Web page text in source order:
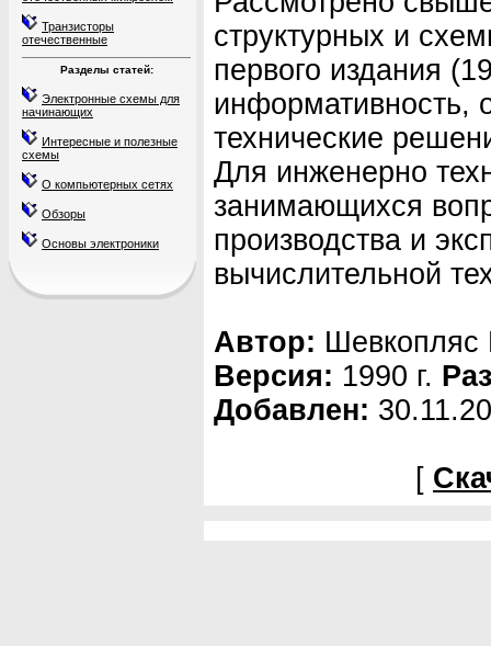
Транзисторы
отечественные
Разделы статей:
Электронные схемы для
начинающих
Интересные и полезные
схемы
О компьютерных сетях
Обзоры
Основы электроники
структурных и
первого издания
информативность,
технические
Для инженерно
занимающихся
производства и
вычислительной
Автор: Шевкопляс
Версия: 1990 г.
Добавлен:
[